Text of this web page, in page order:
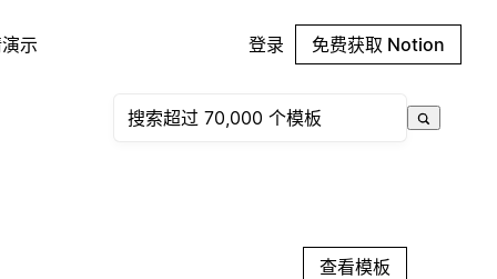
示 登录 免费获取 Notion
查看模板